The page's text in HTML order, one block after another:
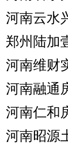
河南云水
郑州陆加
河南维财
河南融通
河南仁和
河南昭源